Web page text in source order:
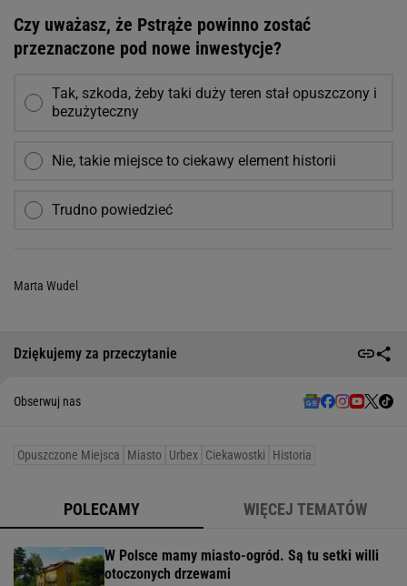
Czy uważasz, że Pstrąże powinno zostać
przeznaczone pod nowe inwestycje?
Tak, szkoda, żeby taki duży teren stał opuszczony i
bezużyteczny
Nie, takie miejsce to ciekawy element historii
Trudno powiedzieć
Marta Wudel
Dziękujemy za przeczytanie
Obserwuj nas
Opuszczone Miejsca Miasto Urbex Ciekawostki Historia
POLECAMY WIĘCEJ TEMATÓW
W Polsce mamy miasto-ogród. Są tu setki willi
otoczonych drzewami